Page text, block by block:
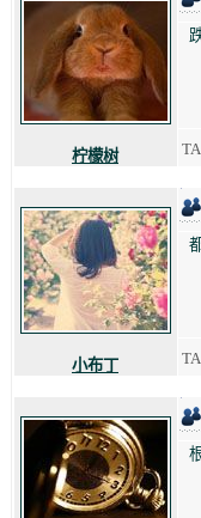
柠檬树
小布丁